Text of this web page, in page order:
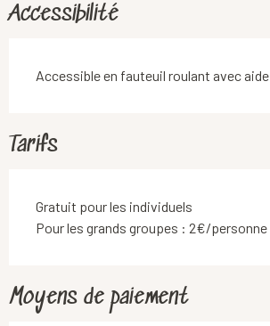
Accessibilité
Accessible en fauteuil roulant avec aide
Tarifs
Gratuit pour les individuels
Pour les grands groupes : 2€/personne
Moyens de paiement